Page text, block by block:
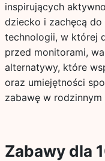
inspirujących
dziecko i zachęcą
technologii, w której
przed monitorami,
alternatywy, które
oraz umiejętności
zabawę w rodzinnym
Zabawy dla